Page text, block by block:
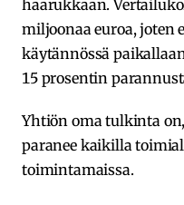
haarukkaan.
miljoonaa euroa, joten
käytännössä
15 prosentin
Yhtiön oma tulkinta
paranee kaikilla
toimintamaissa.